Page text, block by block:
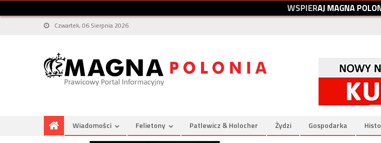
WSPIERAJMAGNAPOLO
Czwartek, 06 Sierpnia 2026
Wiadomości Felietony Patlewicz & Holocher Żydzi Gospodarka